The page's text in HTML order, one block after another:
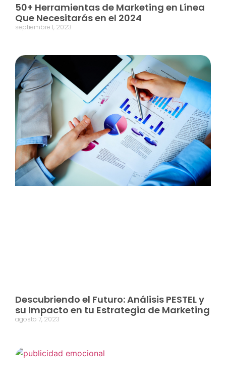
50+ Herramientas de Marketing en Línea
Que Necesitarás en el 2024
septiembre 1, 2023
Descubriendo el Futuro: Análisis PESTEL y
su Impacto en tu Estrategia de Marketing
agosto 7, 2023